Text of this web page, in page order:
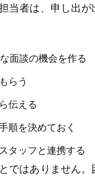
当者は、申し出
面談の機会を作る
らう
伝える
順を決めておく
タッフと連携する
ではありません